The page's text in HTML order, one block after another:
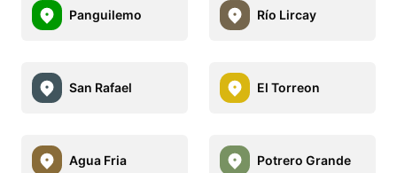
Panguilemo Río Lircay
San Rafael El Torreon
Agua Fria Potrero Grande